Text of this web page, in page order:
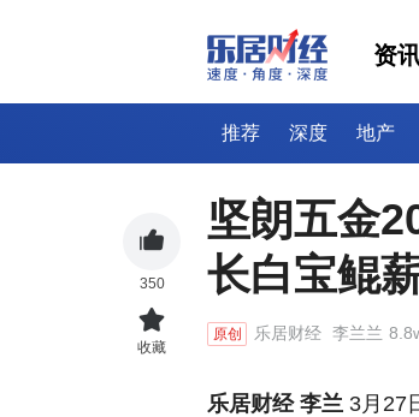
资
推荐 深度 地产
坚朗五金
长白宝鲲
原创 乐居财经 李兰兰
乐居财经 李兰 3月27
350
收藏